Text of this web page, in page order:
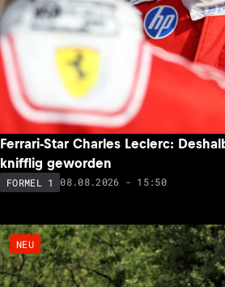
Ferrari-Star Charles Leclerc:
knifflig geworden
FORMEL 1 08.08.2026 - 15:50
NEU